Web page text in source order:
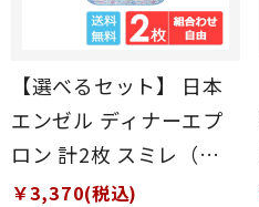
【選べるセット】 日本
エンゼル ディナーエプ
ロン 計2枚 スミレ（ブ
ルー）/スミレ（オレン
￥3,370(税込)